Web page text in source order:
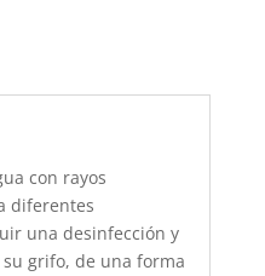
con rayos
diferentes
una desinfección y
grifo, de una forma